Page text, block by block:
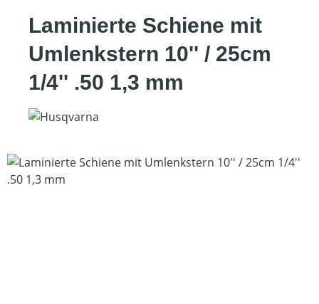
Laminierte Schiene mit
Umlenkstern 10'' / 25cm
1/4'' .50 1,3 mm
Bildergalerie überspringen